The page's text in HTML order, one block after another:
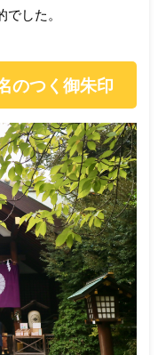
した。
のつく御朱印